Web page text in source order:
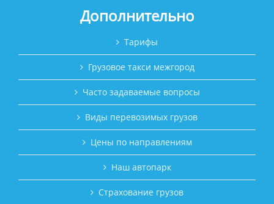
Дополнительно
Тарифы
Грузовое такси межгород
Часто задаваемые вопросы
Виды перевозимых грузов
Цены по направлениям
Наш автопарк
Страхование грузов